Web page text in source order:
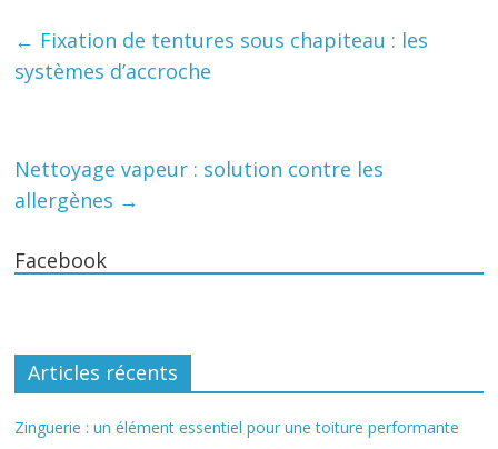
← Fixation de tentures sous chapiteau : les
systèmes d’accroche
Nettoyage vapeur : solution contre les
allergènes →
Facebook
Articles récents
Zinguerie : un élément essentiel pour une toiture performante